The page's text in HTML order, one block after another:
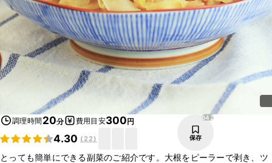
調理時間 20分 費用目安300円
4.30 (22)
642
保存
とっても簡単にできる副菜のご紹介です。大根をピーラーで剥き、ツ